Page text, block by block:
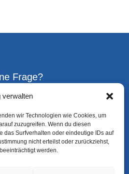
verwalten
wir Technologien wie Cookies, um
zuzugreifen. Wenn du diesen
das Surfverhalten oder eindeutige IDs auf
nicht erteilst oder zurückziehst,
werden.
Frage?